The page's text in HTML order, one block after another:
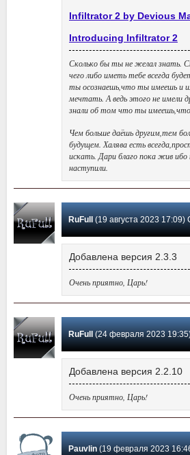
Infiltrator 2 by Devious
Introducing Infiltrator 2
Сколько бы ты не желал знать.
чего либо иметь тебе всегда
ты осознаешь,что ты имеешь и
мечтать. А ведь этого не имели
знали об том что ты
Чем больше даёшь другим,тем
будущем. Халява есть
искать. Дари благо пока жив
наступили.
RuFull(19 августа 2023 17:09)
Добавлена версия 2.3.3
Очень приятно, Царь!
RuFull(24 февраля 2023 19:35)
Добавлена версия 2.2.10
Очень приятно, Царь!
Pauvlin(19 февраля 2023 16:46)